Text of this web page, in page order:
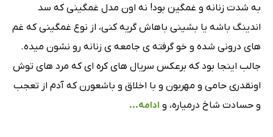
به شدت زنانه و غمگین بود! نه اون مدل غمگینی که سد
اندینگ باشه یا بشینی باهاش گریه کنی، از نوع غمگینی که غم
های درونی شده و خو گرفته ی جامعه ی زنانه رو نشون میده.
جالب اینجا بود که برعکس سریال های کره ای که مرد های توش
اونقدری حامی و مهربون و با اخلاق و باشعورن که آدم از تعجب
و حسادت شاخ درمیاره، و ادامه...